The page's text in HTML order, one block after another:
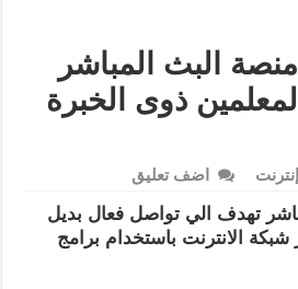
البث المباشر
ذوى الخبرة
إنترنت اضف تعليق
تهدف الي تواصل فعال بديل
الانترنت باستخدام برامج